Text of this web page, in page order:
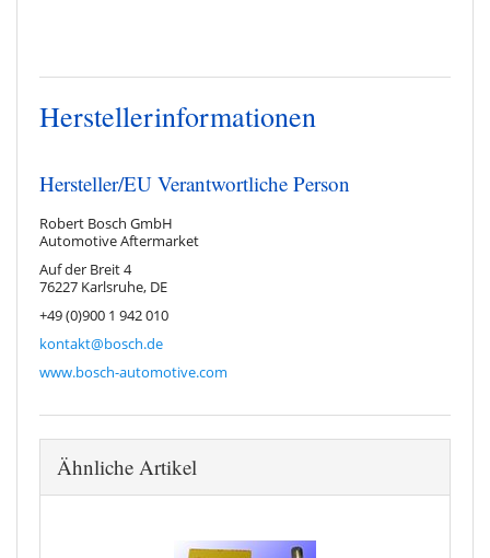
Herstellerinformationen
Hersteller/EU Verantwortliche Person
Robert Bosch GmbH
Automotive Aftermarket
Auf der Breit 4
76227 Karlsruhe, DE
+49 (0)900 1 942 010
kontakt@bosch.de
www.bosch-automotive.com
Ähnliche Artikel